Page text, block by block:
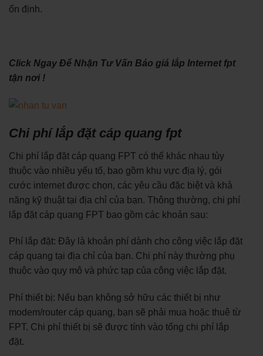
ổn định.
Click Ngay Để Nhận Tư Vấn Báo giá lắp Internet fpt
tận nơi !
Chi phí lắp đặt cáp quang fpt
Chi phí lắp đặt cáp quang FPT có thể khác nhau tùy
thuộc vào nhiều yếu tố, bao gồm khu vực địa lý, gói
cước internet được chọn, các yêu cầu đặc biệt và khả
năng kỹ thuật tại địa chỉ của bạn. Thông thường, chi phí
lắp đặt cáp quang FPT bao gồm các khoản sau:
Phí lắp đặt: Đây là khoản phí dành cho công việc lắp đặt
cáp quang tại địa chỉ của bạn. Chi phí này thường phụ
thuộc vào quy mô và phức tạp của công việc lắp đặt.
Phí thiết bị: Nếu bạn không sở hữu các thiết bị như
modem/router cáp quang, bạn sẽ phải mua hoặc thuê từ
FPT. Chi phí thiết bị sẽ được tính vào tổng chi phí lắp
đặt.